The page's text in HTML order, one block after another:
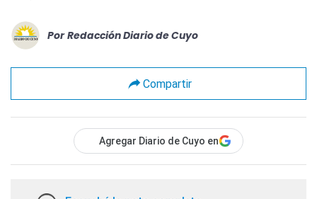
Por Redacción Diario de Cuyo
Compartir
Agregar Diario de Cuyo en